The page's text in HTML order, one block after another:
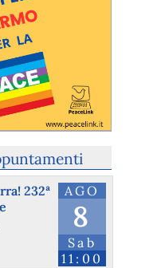
AGO
8
Sab
11:00
232ª